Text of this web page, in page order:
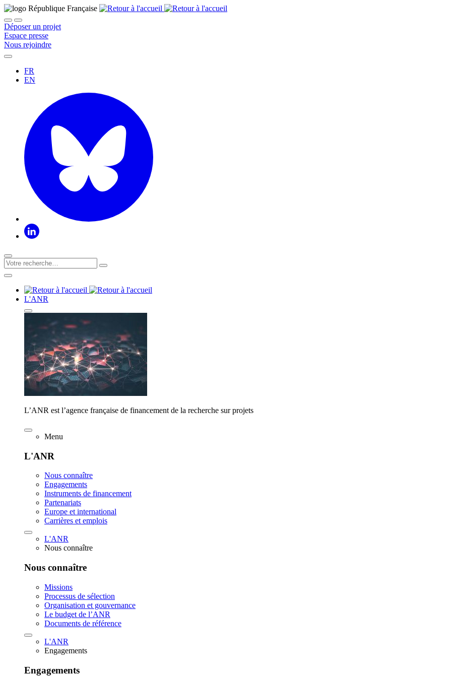
Déposer un projet
Espace presse
Nous rejoindre
FR
EN
L'ANR
L’ANR est l’agence française de financement de la recherche sur projets
Menu
L'ANR
Nous connaître
Engagements
Instruments de financement
Partenariats
Europe et international
Carrières et emplois
L'ANR
Nous connaître
Nous connaître
Missions
Processus de sélection
Organisation et gouvernance
Le budget de l’ANR
Documents de référence
L'ANR
Engagements
Engagements